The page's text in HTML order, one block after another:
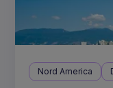
Nord America